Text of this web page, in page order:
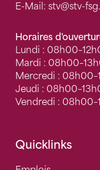
E-Mail: stv@stv-
Horaires
Lundi :
Mardi :
Mercredi :
Jeudi :
Vendredi :
Quicklinks